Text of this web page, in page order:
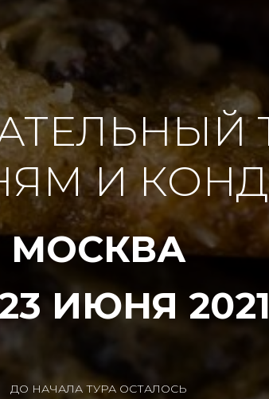
И
МОСКВА
23 ИЮНЯ 2021
ДО НАЧАЛА ТУРА ОСТАЛОСЬ